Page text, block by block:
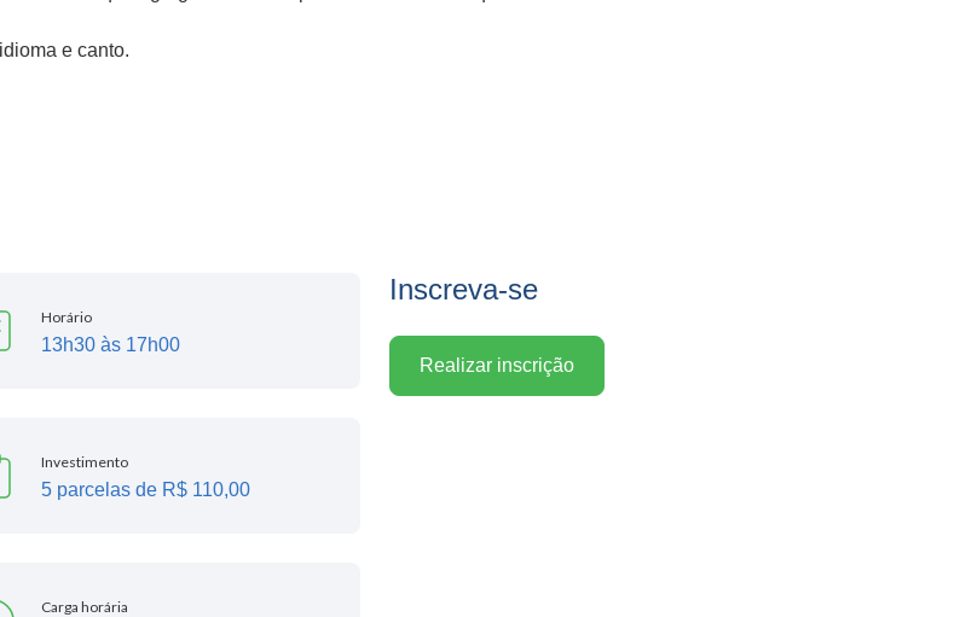
e canto.
Horário
13h30 às 17h00
Investimento
5 parcelas de R$ 110,00
Carga horária
Inscreva-se
Realizar inscrição